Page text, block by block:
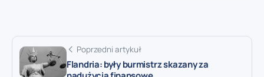
Poprzedni artykuł
Flandria: były burmistrz skazany za